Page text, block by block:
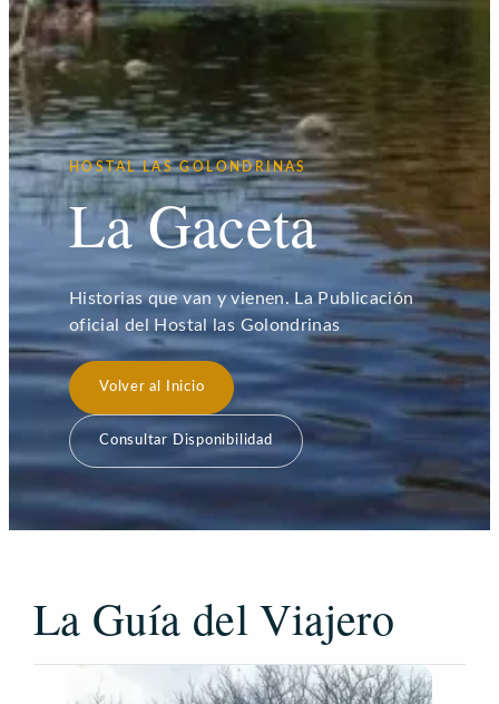
HOSTAL LAS GOLONDRINAS
La Gaceta
Historias que van y vienen. La Publicación
oficial del Hostal las Golondrinas
Volver al Inicio
Consultar Disponibilidad
La Guía del Viajero